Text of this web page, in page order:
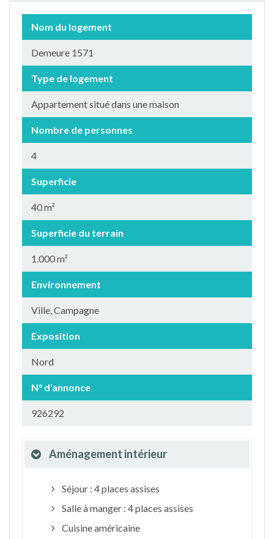
Nom du logement
Demeure 1571
Type de logement
Appartement situé dans une maison
Nombre de personnes
4
Superficie
40 m²
Superficie du terrain
1.000 m²
Environnement
Ville, Campagne
Exposition
Nord
N° d'annonce
926292
Aménagement intérieur
Séjour : 4 places assises
Salle à manger : 4 places assises
Cuisine américaine